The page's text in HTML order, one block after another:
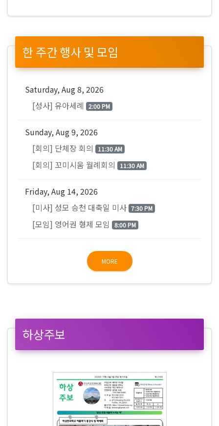
한 주간 행사 및 모임
Saturday, Aug 8, 2026
[성사] 유아세례
2:00 PM
Sunday, Aug 9, 2026
[회의] 단체장 회의
11:30 AM
[회의] 꼬미시움 월례회의 11:30 AM
Friday, Aug 14, 2026
[미사] 성모 승천 대축일 미사 7:30 PM
[모임] 영어권 형제 모임 8:00 PM
MORE
하상주보